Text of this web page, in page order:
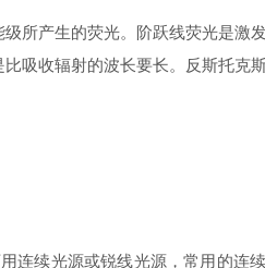
所产生的荧光。阶跃线荧光是激
吸收辐射的波长要长。反斯托克
续光源或锐线光源，常用的连